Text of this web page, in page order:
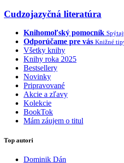
Cudzojazyčná literatúra
Knihomoľský pomocník
Odporúčame pre vás Knižné
Všetky knihy
Knihy roka 2025
Bestsellery
Novinky
Pripravované
Akcie a zľavy
Kolekcie
BookTok
Mám záujem o titul
Top autori
Dominik Dán